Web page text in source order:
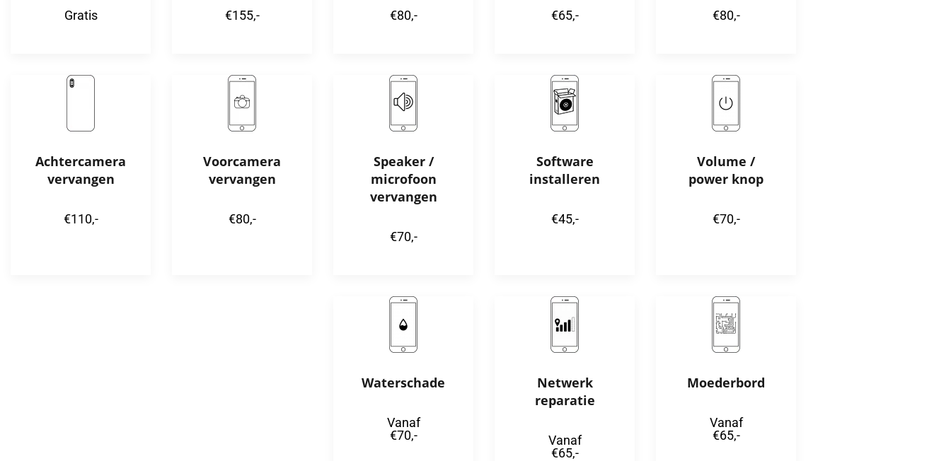
Gratis €155,- €80,- €65,- €80,-
Achtercamera
vervangen
€110,-
Voorcamera
vervangen
€80,-
Speaker /
microfoon
vervangen
€70,-
Software
installeren
€45,-
Volume /
power knop
€70,-
Waterschade
Vanaf
€70,-
Netwerk
reparatie
Vanaf
€65,-
Moederbord
Vanaf
€65,-